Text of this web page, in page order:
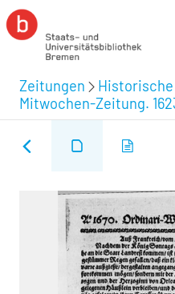
Zeitungen
Mitwochen-Zeitung.